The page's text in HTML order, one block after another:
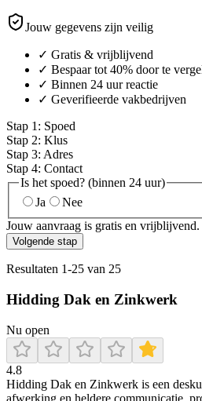
Jouw gegevens zijn veilig
✓ Gratis & vrijblijvend
✓ Bespaar tot 40% door te
✓ Binnen 24 uur reactie
✓ Geverifieerde vakbedrijven
Stap 1 : Spoed
Stap 2: Klus
Stap 3: Adres
Stap 4: Contact
Is het spoed? (binnen 24 uur)
Ja
Nee
Jouw aanvraag is gratis en vrijblijvend.
Volgende stap
Resultaten 1-25 van 25
Hidding Dak en Zinkwerk
Nu open
4.8
Hidding Dak en Zinkwerk is een
afwerking en heldere communicatie,